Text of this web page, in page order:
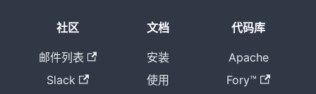
社区
邮件列表
Slack
文档
安装
使用
代码库
Apache
Fory™